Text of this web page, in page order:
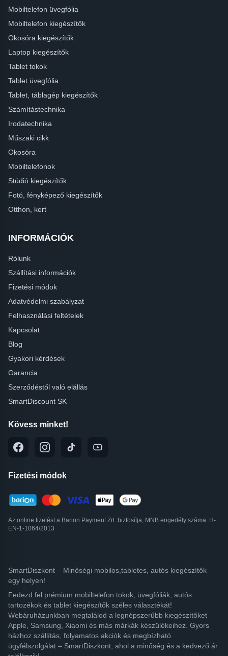
Mobiltelefon üvegfólia
Mobiltelefon kiegészítők
Okosóra kiegészítők
Laptop kiegészítők
Tablet tokok
Tablet üvegfólia
Tablet, táblagép kiegészítők
Számítástechnika
Irodatechnika
Műszaki cikk
Okosóra
Mobiltelefonok
Stúdió kiegészítők
Fotó, fényképező kiegészítők
Otthon, kert
INFORMÁCIÓK
Rólunk
Szállítási információk
Fizetési módok
Adatvédelmi szabályzat
Felhasználási feltételek
Kapcsolat
Blog
Gyakori kérdések
Garancia
Szerződéstől való elállás
SmartDiscount SK
Kövess minket!
Fizetési módok
Az online fizetést a Barion Payment Zrt. biztosítja, MNB engedély száma: H-
EN-1-1064/2013
SmartDiszkont – Minőségi mobilos,tabletes, autós kiegészítők
egy helyen!
Fedezd fel prémium mobiltelefon tokok, üvegfóliák, autós
tartozékok és tablet kiegészítők széles választékát!
Webáruházunkban megtalálod a legnépszerűbb kiegészítőket
Apple, Samsung, Xiaomi és más márkák készülékeihez. Gyors
házhoz szállítás, folyamatos akciók és megbízható
ügyfélszolgálat – SmartDiszkont, ahol a minőség és a kedvező ár